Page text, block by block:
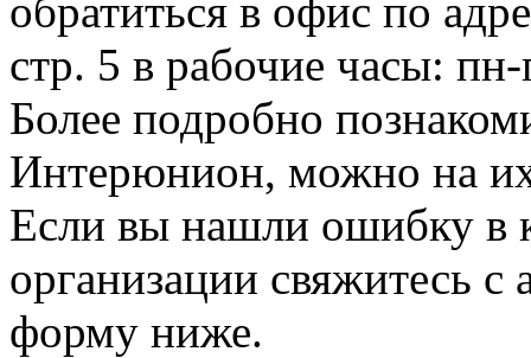
обратиться в офис по
стр. 5 в рабочие часы:
Более подробно
Интерюнион, можно на
Если вы нашли ошибку в
организации свяжитесь
форму ниже.